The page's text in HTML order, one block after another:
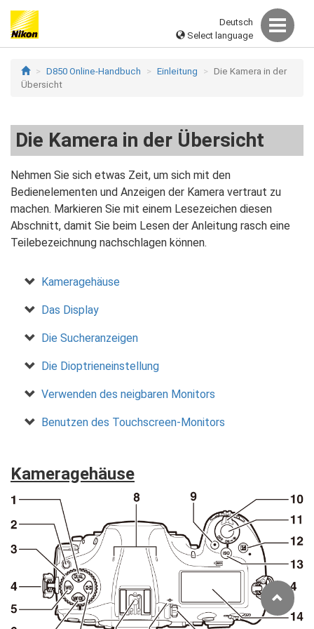
Deutsch
Select language
D850 Online-Handbuch Einleitung
Die Kamera in der
Übersicht
Die Kamera in der Übersicht
Nehmen Sie sich etwas Zeit, um sich mit den
Bedienelementen und Anzeigen der Kamera vertraut zu
machen. Markieren Sie mit einem Lesezeichen diesen
Abschnitt, damit Sie beim Lesen der Anleitung rasch eine
Teilebezeichnung nachschlagen können.
Kameragehäuse
Das Display
Die Sucheranzeigen
Die Dioptrieneinstellung
Verwenden des neigbaren Monitors
Benutzen des Touchscreen-Monitors
Kameragehäuse